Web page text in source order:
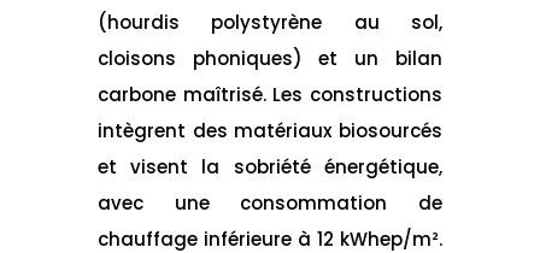
(hourdis polystyrène au sol,
cloisons phoniques) et un bilan
carbone maîtrisé. Les constructions
intègrent des matériaux biosourcés
et visent la sobriété énergétique,
avec une consommation de
chauffage inférieure à 12 kWhep/m².